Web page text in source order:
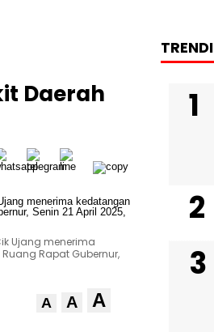
Daerah
Ujang menerima
Rapat Gubernur,
A A A